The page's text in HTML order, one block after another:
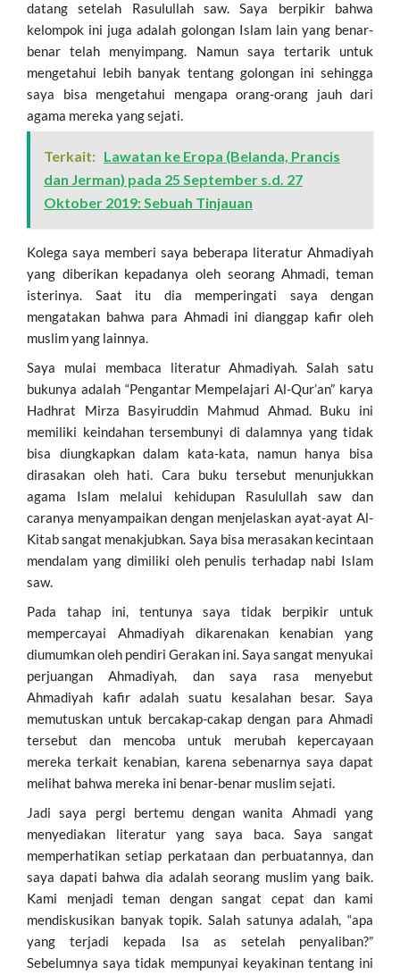
datang setelah Rasulullah saw. Saya berpikir bahwa
kelompok ini juga adalah golongan Islam lain yang benar-
benar telah menyimpang. Namun saya tertarik untuk
mengetahui lebih banyak tentang golongan ini sehingga
saya bisa mengetahui mengapa orang-orang jauh dari
agama mereka yang sejati.
Terkait: Lawatan ke Eropa (Belanda, Prancis
dan Jerman) pada 25 September s.d. 27
Oktober 2019: Sebuah Tinjauan
Kolega saya memberi saya beberapa literatur Ahmadiyah
yang diberikan kepadanya oleh seorang Ahmadi, teman
isterinya. Saat itu dia memperingati saya dengan
mengatakan bahwa para Ahmadi ini dianggap kafir oleh
muslim yang lainnya.
Saya mulai membaca literatur Ahmadiyah. Salah satu
bukunya adalah “Pengantar Mempelajari Al-Qur’an” karya
Hadhrat Mirza Basyiruddin Mahmud Ahmad. Buku ini
memiliki keindahan tersembunyi di dalamnya yang tidak
bisa diungkapkan dalam kata-kata, namun hanya bisa
dirasakan oleh hati. Cara buku tersebut menunjukkan
agama Islam melalui kehidupan Rasulullah saw dan
caranya menyampaikan dengan menjelaskan ayat-ayat Al-
Kitab sangat menakjubkan. Saya bisa merasakan kecintaan
mendalam yang dimiliki oleh penulis terhadap nabi Islam
saw.
Pada tahap ini, tentunya saya tidak berpikir untuk
mempercayai Ahmadiyah dikarenakan kenabian yang
diumumkan oleh pendiri Gerakan ini. Saya sangat menyukai
perjuangan Ahmadiyah, dan saya rasa menyebut
Ahmadiyah kafir adalah suatu kesalahan besar. Saya
memutuskan untuk bercakap-cakap dengan para Ahmadi
tersebut dan mencoba untuk merubah kepercayaan
mereka terkait kenabian, karena sebenarnya saya dapat
melihat bahwa mereka ini benar-benar muslim sejati.
Jadi saya pergi bertemu dengan wanita Ahmadi yang
menyediakan literatur yang saya baca. Saya sangat
memperhatikan setiap perkataan dan perbuatannya, dan
saya dapati bahwa dia adalah seorang muslim yang baik.
Kami menjadi teman dengan sangat cepat dan kami
mendiskusikan banyak topik. Salah satunya adalah, “apa
yang terjadi kepada Isa as setelah penyaliban?”
Sebelumnya saya tidak mempunyai keyakinan tentang ini